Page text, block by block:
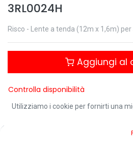
3RL0024H
Risco - Lente a tenda (12m x 1,6m)
Aggiungi al
Controlla disponibilità
Utilizziamo i cookie per fornirti una